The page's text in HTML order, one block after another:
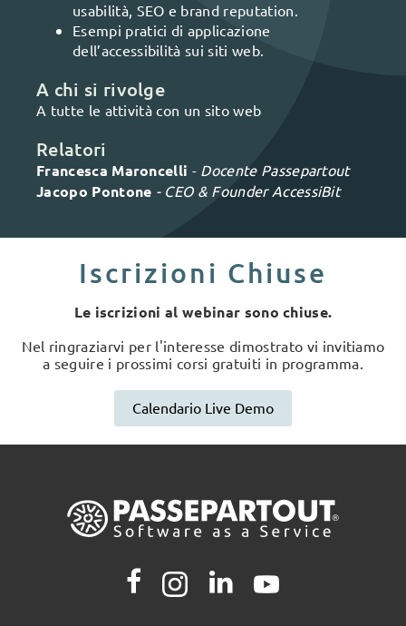
usabilità, SEO e brand reputation.
Esempi pratici di applicazione
dell’accessibilità sui siti web.
A chi si rivolge
A tutte le attività con un sito web
Relatori
Francesca Maroncelli - Docente Passepartout
Jacopo Pontone - CEO & Founder AccessiBit
Iscrizioni Chiuse
Le iscrizioni al webinar sono chiuse.
Nel ringraziarvi per l'interesse dimostrato vi invitiamo
a seguire i prossimi corsi gratuiti in programma.
Calendario Live Demo